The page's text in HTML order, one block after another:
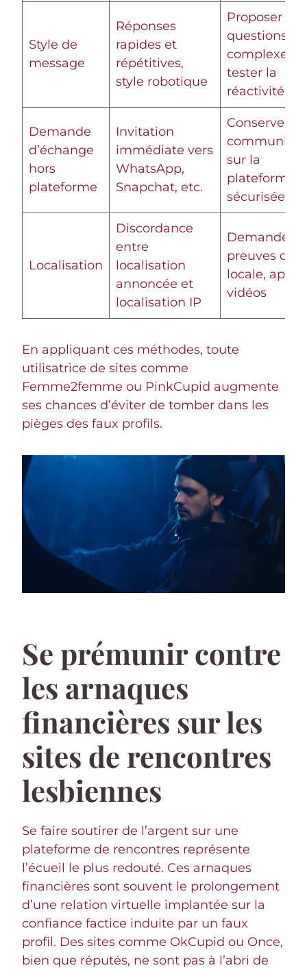
Style de
message
Réponses
rapides et
répétitives,
style robotique
Proposer des
questions
complexes
tester la
réactivité
Demande
d’échange
hors
plateforme
Invitation
immédiate vers
WhatsApp,
Snapchat, etc.
Conserver la
sur la
plateforme
sécurisée
Localisation
Discordance
entre
localisation
annoncée et
localisation IP
Demander
preuves de
locale,
vidéos
En appliquant ces méthodes, toute
utilisatrice de sites comme
Femme2femme ou PinkCupid augmente
ses chances d’éviter de tomber dans les
pièges des faux profils.
Se prémunir contre
les arnaques
financières sur les
sites de rencontres
lesbiennes
Se faire soutirer de l’argent sur une
plateforme de rencontres représente
l’écueil le plus redouté. Ces arnaques
financières sont souvent le prolongement
d’une relation virtuelle implantée sur la
confiance factice induite par un faux
profil. Des sites comme OkCupid ou Once,
bien que réputés, ne sont pas à l’abri de